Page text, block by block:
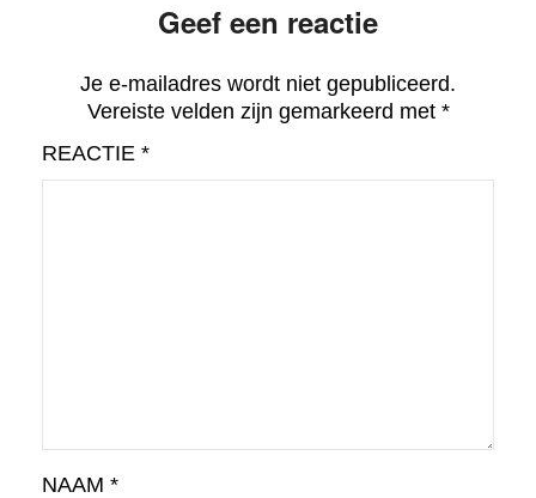
Geef een reactie
Je e-mailadres wordt niet gepubliceerd.
Vereiste velden zijn gemarkeerd met *
REACTIE *
NAAM *